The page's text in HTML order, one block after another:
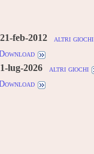
feb-2012
altri giochi
lug-2026
altri giochi